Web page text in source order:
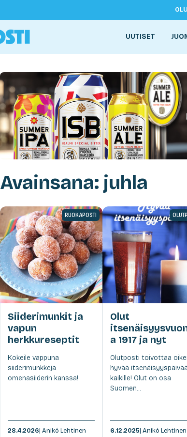
UUTISET
Avainsana: juhla
RUOKAPOSTI
Siiderimunkit ja
vapun
herkkureseptit
Kokeile vappuna
siiderimunkkeja
omenasiiderin kanssa!
28.4.2026| Anikó Lehtinen
Olut
a 1917 ja nyt
Olutposti toivottaa
hyvää itsenäisyyspäivää
kaikille! Olut on osa
Suomen...
6.12.2025| Anikó Lehtinen